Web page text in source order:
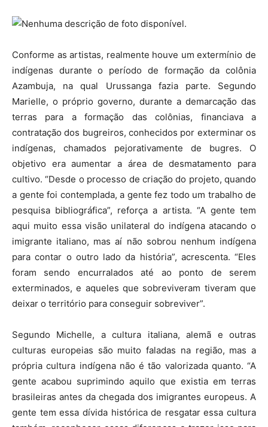
Conforme as artistas, realmente houve um extermínio de
indígenas durante o período de formação da colônia
Azambuja, na qual Urussanga fazia parte. Segundo
Marielle, o próprio governo, durante a demarcação das
terras para a formação das colônias, financiava a
contratação dos bugreiros, conhecidos por exterminar os
indígenas, chamados pejorativamente de bugres. O
objetivo era aumentar a área de desmatamento para
cultivo. “Desde o processo de criação do projeto, quando
a gente foi contemplada, a gente fez todo um trabalho de
pesquisa bibliográfica”, reforça a artista. “A gente tem
aqui muito essa visão unilateral do indígena atacando o
imigrante italiano, mas aí não sobrou nenhum indígena
para contar o outro lado da história”, acrescenta. “Eles
foram sendo encurralados até ao ponto de serem
exterminados, e aqueles que sobreviveram tiveram que
deixar o território para conseguir sobreviver”.
Segundo Michelle, a cultura italiana, alemã e outras
culturas europeias são muito faladas na região, mas a
própria cultura indígena não é tão valorizada quanto. “A
gente acabou suprimindo aquilo que existia em terras
brasileiras antes da chegada dos imigrantes europeus. A
gente tem essa dívida histórica de resgatar essa cultura